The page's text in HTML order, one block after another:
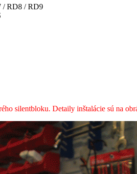
/ RD8 / RD9
silentbloku. Detaily inštalácie sú na